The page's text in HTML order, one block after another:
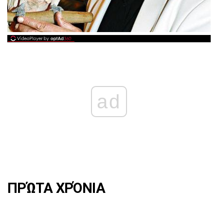
ad
ΠΡΏΤΑ ΧΡΌΝΙΑ